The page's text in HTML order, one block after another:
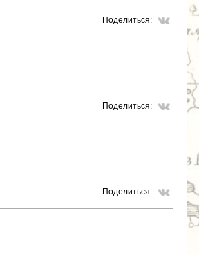
Поделиться:
Поделиться:
Поделиться: